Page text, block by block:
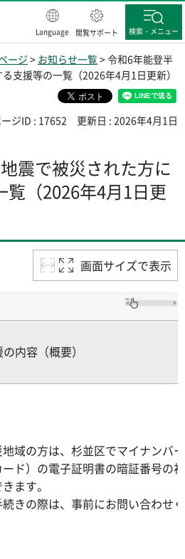
Language 閲覧サポート 検索・メニュー
ージ > お知らせ一覧> 令和6年能登半
支援等の一覧（2026年4月1日更新）
ジID : 17652 更新日 : 2026年4月1日
震で被災された方に
覧（2026年4月1日更
画面サイズで表示
内容（概要）
域の方は、杉並区でマイナンバ
ド）の電子証明書の暗証番号の
ます。
続きの際は、事前にお問い合わせ